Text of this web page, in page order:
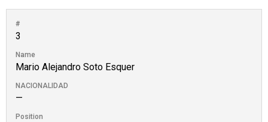
#
3
Name
Mario Alejandro Soto Esquer
NACIONALIDAD
—
Position